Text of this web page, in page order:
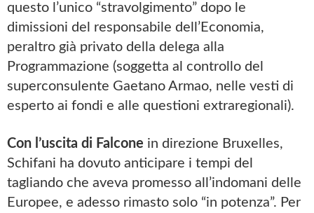
questo l’unico “stravolgimento” dopo le
dimissioni del responsabile dell’Economia,
peraltro già privato della delega alla
Programmazione (soggetta al controllo del
superconsulente Gaetano Armao, nelle vesti di
esperto ai fondi e alle questioni extraregionali).
Con l’uscita di Falcone in direzione Bruxelles,
Schifani ha dovuto anticipare i tempi del
tagliando che aveva promesso all’indomani delle
Europee, e adesso rimasto solo “in potenza”. Per